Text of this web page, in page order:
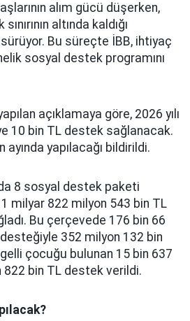
alım gücü düşerken,
altında kaldığı
Bu süreçte İBB, ihtiyaç
sosyal destek programını
açıklamaya göre, 2026 yılı
10 bin TL destek sağlanacak.
yapılacağı bildirildi.
8 sosyal destek paketi
milyar 822 milyon 543 bin TL
Bu çerçevede 176 bin 66
352 milyon 132 bin
çocuğu bulunan 15 bin 637
822 bin TL destek verildi.